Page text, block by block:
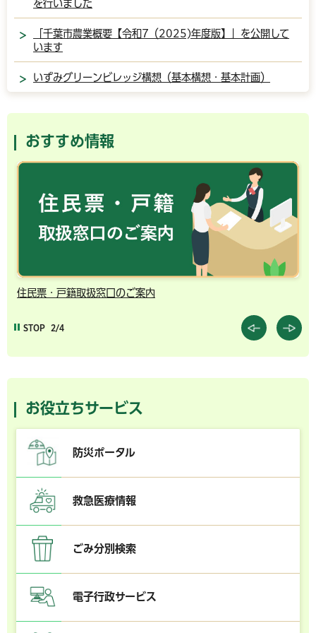
を行いました
「千葉市農業概要【令和7（2025)年度版】」を公開して
います
いずみグリーンビレッジ構想（基本構想・基本計画）
おすすめ情報
住民票・戸籍取扱窓口のご案内
STOP 2/4
お役立ちサービス
防災ポータル
救急医療情報
ごみ分別検索
電子行政サービス